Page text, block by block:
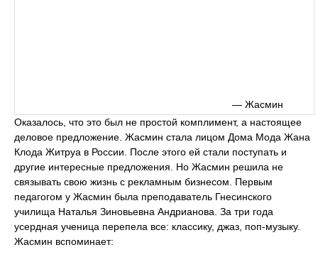
— Жасмин
Оказалось, что это был не простой комплимент, а настоящее
деловое предложение. Жасмин стала лицом Дома Мода Жана
Клода Житруа в России. После этого ей стали поступать и
другие интересные предложения. Но Жасмин решила не
связывать свою жизнь с рекламным бизнесом. Первым
педагогом у Жасмин была преподаватель Гнесинского
училища Наталья Зиновьевна Андрианова. За три года
усердная ученица перепела все: классику, джаз, поп-музыку.
Жасмин вспоминает: